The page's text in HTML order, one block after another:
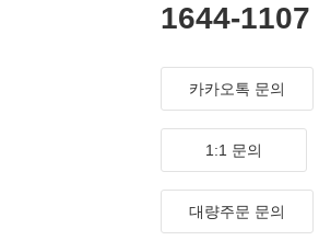
1644-1107
카카오톡 문의
1:1 문의
대량주문 문의